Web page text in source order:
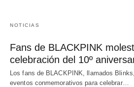
NOTICIAS
Fans de BLACKPINK
celebración del 10º
Los fans de BLACKPINK, llamados
eventos conmemorativos para celebrar…